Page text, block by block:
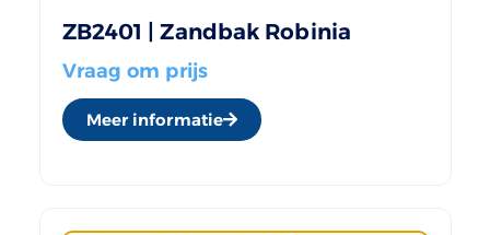
ZB2401 | Zandbak Robinia
Vraag om prijs
Meer informatie